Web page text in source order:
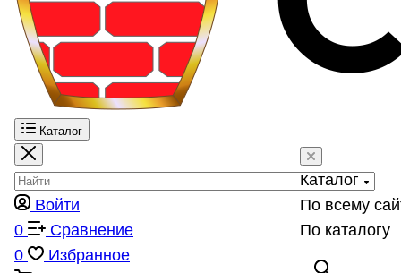
Каталог
Каталог
По всему
По каталогу
Войти
0
Сравнение
0
Избранное